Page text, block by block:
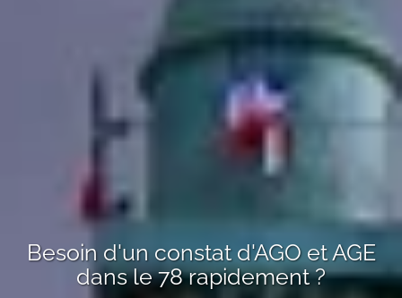
Besoin d'un constat d'AGO et AGE
dans le 78rapidement ?